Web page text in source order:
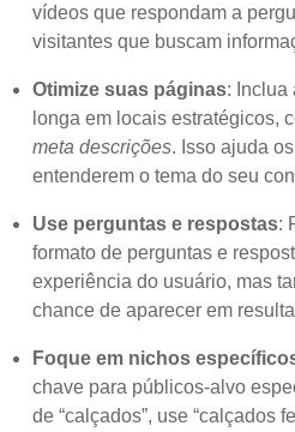
vídeos que respondam a
visitantes que buscam
Otimize suas páginas: Inclua
longa em locais estratégicos,
meta descrições. Isso ajuda
entenderem o tema do seu
Use perguntas e respostas:
formato de perguntas e
experiência do usuário, mas
chance de aparecer em
Foque em nichos
chave para públicos-alvo
de “calçados”, use “calçados